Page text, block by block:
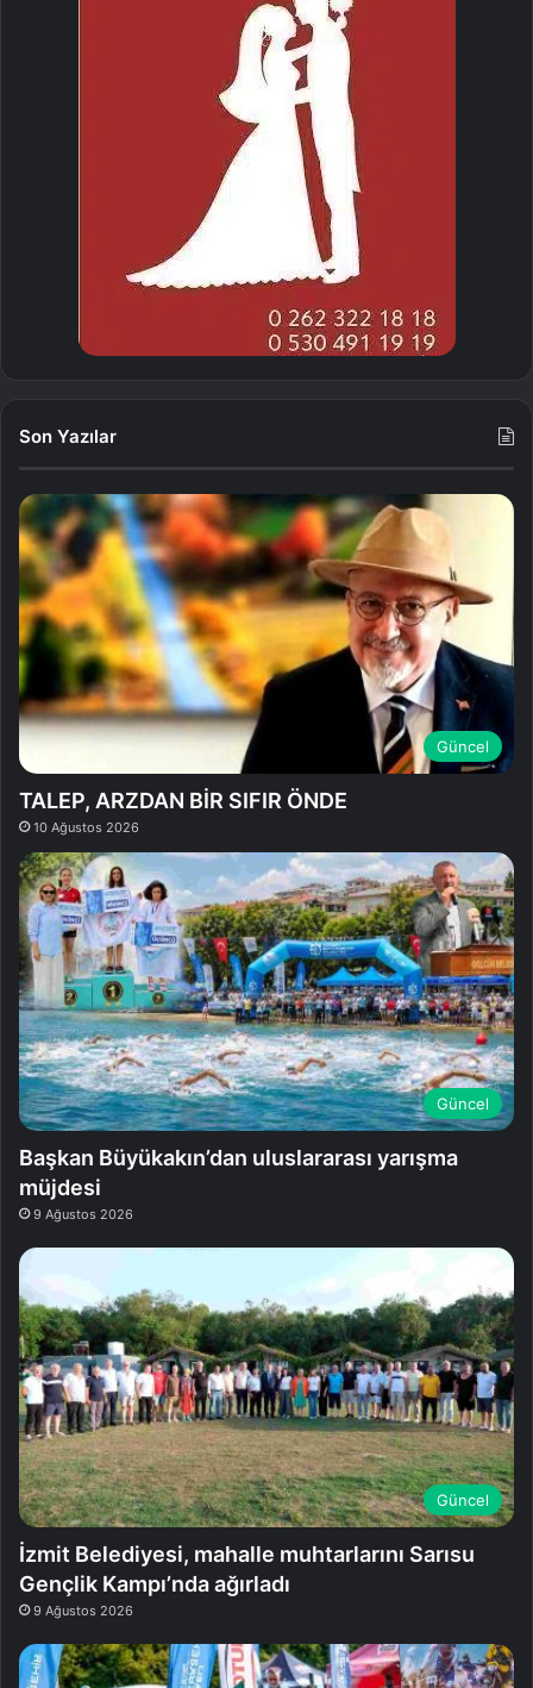
Son Yazılar
Güncel
TALEP, ARZDAN BİR SIFIR ÖNDE
10 Ağustos 2026
Güncel
Başkan Büyükakın’dan uluslararası yarışma
müjdesi
9 Ağustos 2026
Güncel
İzmit Belediyesi, mahalle muhtarlarını Sarısu
Gençlik Kampı’nda ağırladı
9 Ağustos 2026